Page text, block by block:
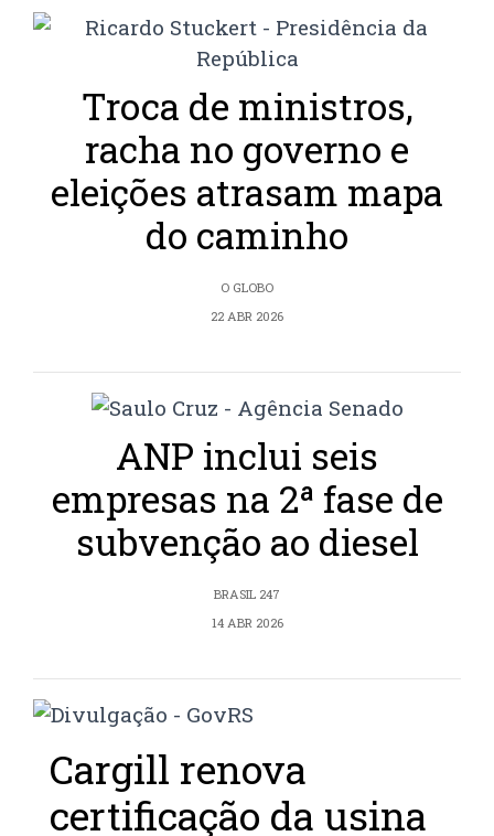
Troca de ministros,
racha no governo e
eleições atrasam mapa
do caminho
O GLOBO
22 ABR 2026
ANP inclui seis
empresas na 2ª fase de
subvenção ao diesel
BRASIL 247
14 ABR 2026
Cargill renova
certificação da usina